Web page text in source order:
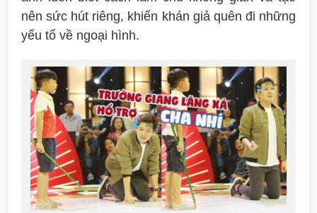
nên sức hút riêng, khiến khán giả quên đi những
yếu tố về ngoại hình.